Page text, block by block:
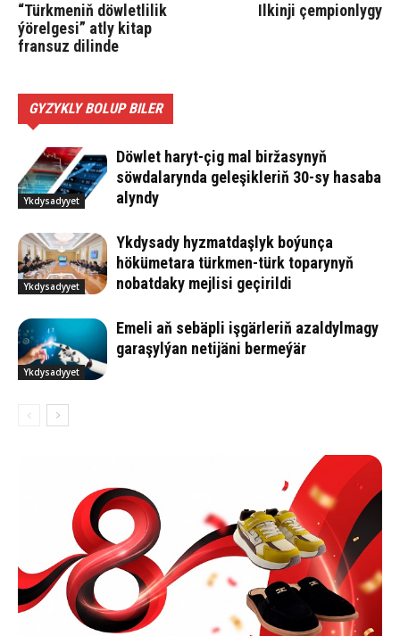
“Türkmeniň döwletlilik
ýörelgesi” atly kitap
fransuz dilinde
Ilkinji çempionlygy
GYZYKLY BOLUP BILER
Ykdysadyyet
Döwlet haryt-çig mal biržasynyň
söwdalarynda geleşikleriň 30-sy hasaba
alyndy
Ykdysadyyet
Ykdysady hyzmatdaşlyk boýunça
hökümetara türkmen-türk toparynyň
nobatdaky mejlisi geçirildi
Ykdysadyyet
Emeli aň sebäpli işgärleriň azaldylmagy
garaşylýan netijäni bermeýär